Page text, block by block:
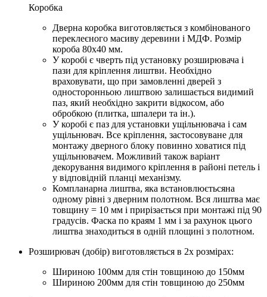
Коробка
Дверна коробка виготовляється з комбінованого
переклеєного масиву деревини і МДФ. Розмір
короба 80х40 мм.
У коробі є чверть під установку розширювача і
пази для кріплення лиштви. Необхідно
враховувати, що при замовленні дверей з
односторонньою лиштвою залишається видимий
паз, який необхідно закрити відкосом, або
обробкою (плитка, шпалери та ін.).
У коробі є паз для установки ущільнювача і сам
ущільнювач. Все кріплення, застосовуване для
монтажу дверного блоку повинно ховатися під
ущільнювачем. Можливий також варіант
декорування видимого кріплення в районі петель і
у відповідній планці механізму.
Компланарна лиштва, яка встановлюєтьсяна
одному рівні з дверним полотном. Вся лиштва має
товщину = 10 мм і прирізається при монтажі під 90
градусів. Фаска по краям 1 мм і за рахунок цього
лиштва знаходиться в одній площині з полотном.
Розширювач (добір) виготовляється в 2х розмірах:
Шириною 100мм для стін товщиною до 150мм
Шириною 200мм для стін товщиною до 250мм